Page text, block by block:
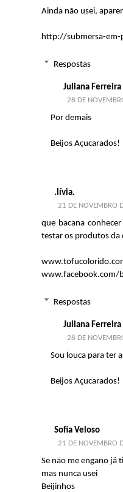
Ainda não usei,
http://submersa-em-
Respostas
Juliana Ferreira
28 DE
Por demais
Beijos Açucarados!
.lívia.
21 DE NOVEMBRO
que bacana
testar os produtos da
www.facebook.com/
Respostas
Juliana Ferreira
28 DE
Sou louca para ter
Beijos Açucarados!
Sofia Veloso
21 DE NOVEMBRO
Se não me engano já
mas nunca usei
Beijinhos